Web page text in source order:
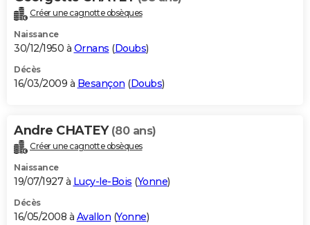
Créer une cagnotte obsèques
Naissance
30/12/1950 à Ornans (Doubs)
Décès
16/03/2009 à Besançon (Doubs)
Andre CHATEY (80 ans)
Créer une cagnotte obsèques
Naissance
19/07/1927 à Lucy-le-Bois (Yonne)
Décès
16/05/2008 à Avallon (Yonne)